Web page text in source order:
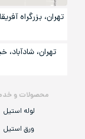
محصولات و
لوله استیل
ورق استیل
تهران، بزرگراه